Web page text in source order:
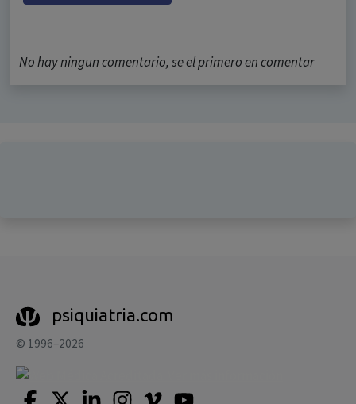
No hay ningun comentario, se el primero en comentar
psiquiatria.com
© 1996–2026